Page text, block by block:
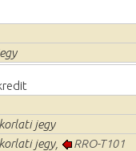
jegy
jegy,
RRO-T101